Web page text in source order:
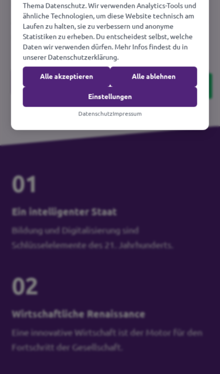
Die Herausforderung Nr. 1 - unser Vorschlag
zur Reform und Stärkung der EU - ist in allen
unseren nationalen Programmen identisch.
Unsere Programme und Positionen
01
Ein intelligenter Staat
Bildung und Digitalisierung sind
Schlüsselelemente des 21. Jahrhunderts.
02
Wirtschaftliche Renaissance
Eine innovative Wirtschaft ist der Motor für den
Fortschritt der Gesellschaft.
Thema Datenschutz. Wir verwenden Analytics-Tools und
ähnliche Technologien, um diese Website technisch am
Laufen zu halten, sie zu verbessern und anonyme
Statistiken zu erheben. Du entscheidest selbst, welche
Daten wir verwenden dürfen. Mehr Infos findest du in
unserer Datenschutzerklärung.
Alle akzeptieren Alle ablehnen
Einstellungen
DatenschutzImpressum